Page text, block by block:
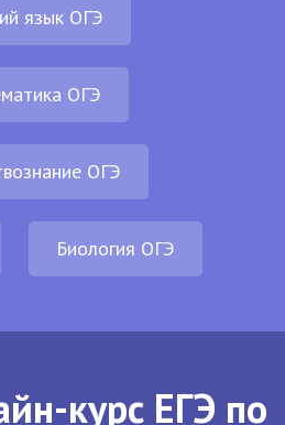
язык ОГЭ
ОГЭ
ОГЭ
Биология ОГЭ
курс ЕГЭ по